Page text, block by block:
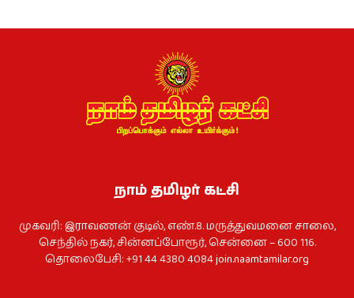
நாம் தமிழர் கட்சி
முகவரி: இராவணன் குடில், எண்.8. மருத்துவமனை சாலை,
செந்தில் நகர், சின்னப்போரூர், சென்னை – 600 116.
தொலைபேசி: +91 44 4380 4084join.naamtamilar.org